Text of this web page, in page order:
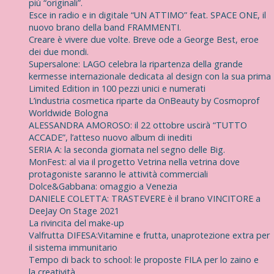
più “originali”.
Esce in radio e in digitale “UN ATTIMO” feat. SPACE ONE, il
nuovo brano della band FRAMMENTI.
Creare è vivere due volte. Breve ode a George Best, eroe
dei due mondi.
Supersalone: LAGO celebra la ripartenza della grande
kermesse internazionale dedicata al design con la sua prima
Limited Edition in 100 pezzi unici e numerati
L’industria cosmetica riparte da OnBeauty by Cosmoprof
Worldwide Bologna
ALESSANDRA AMOROSO: il 22 ottobre uscirà “TUTTO
ACCADE”, l’atteso nuovo album di inediti
SERIA A: la seconda giornata nel segno delle Big.
MonFest: al via il progetto Vetrina nella vetrina dove
protagoniste saranno le attività commerciali
Dolce&Gabbana: omaggio a Venezia
DANIELE COLETTA: TRASTEVERE è il brano VINCITORE a
DeeJay On Stage 2021
La rivincita del make-up
Valfrutta DIFESA:Vitamine e frutta, unaprotezione extra per
il sistema immunitario
Tempo di back to school: le proposte FILA per lo zaino e